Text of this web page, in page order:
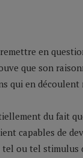
en
que son
qui en
du fait
capables de
tel ou tel